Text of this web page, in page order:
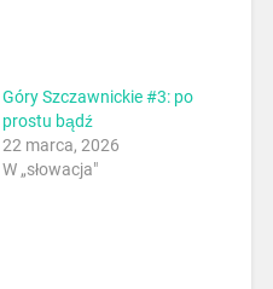
Góry Szczawnickie #3: po
prostu bądź
22 marca, 2026
W „słowacja"